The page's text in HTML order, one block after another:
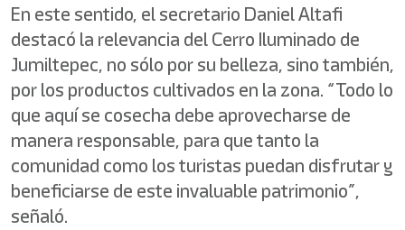
En este sentido, el secretario Daniel Altafi
destacó la relevancia del Cerro Iluminado de
Jumiltepec, no sólo por su belleza, sino también,
por los productos cultivados en la zona. “Todo lo
que aquí se cosecha debe aprovecharse de
manera responsable, para que tanto la
comunidad como los turistas puedan disfrutar y
beneficiarse de este invaluable patrimonio”,
señaló.